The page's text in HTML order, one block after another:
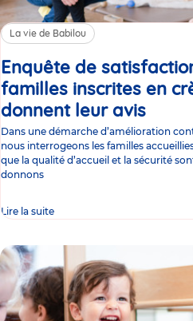
La vie de Babilou
Enquête de
familles inscrites en
donnent leur avis
Dans une démarche d’amélioration
nous interrogeons les familles
que la qualité d’accueil et la sécurité
donnons
Lire la suite